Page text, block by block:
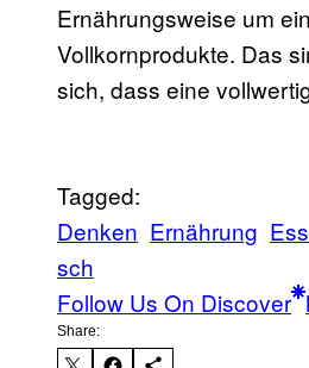
Ernährungsweise um
Vollkornprodukte. Das
sich, dass eine
Tagged:
Denken Ernährung
sch
Follow Us On Discover
Share: